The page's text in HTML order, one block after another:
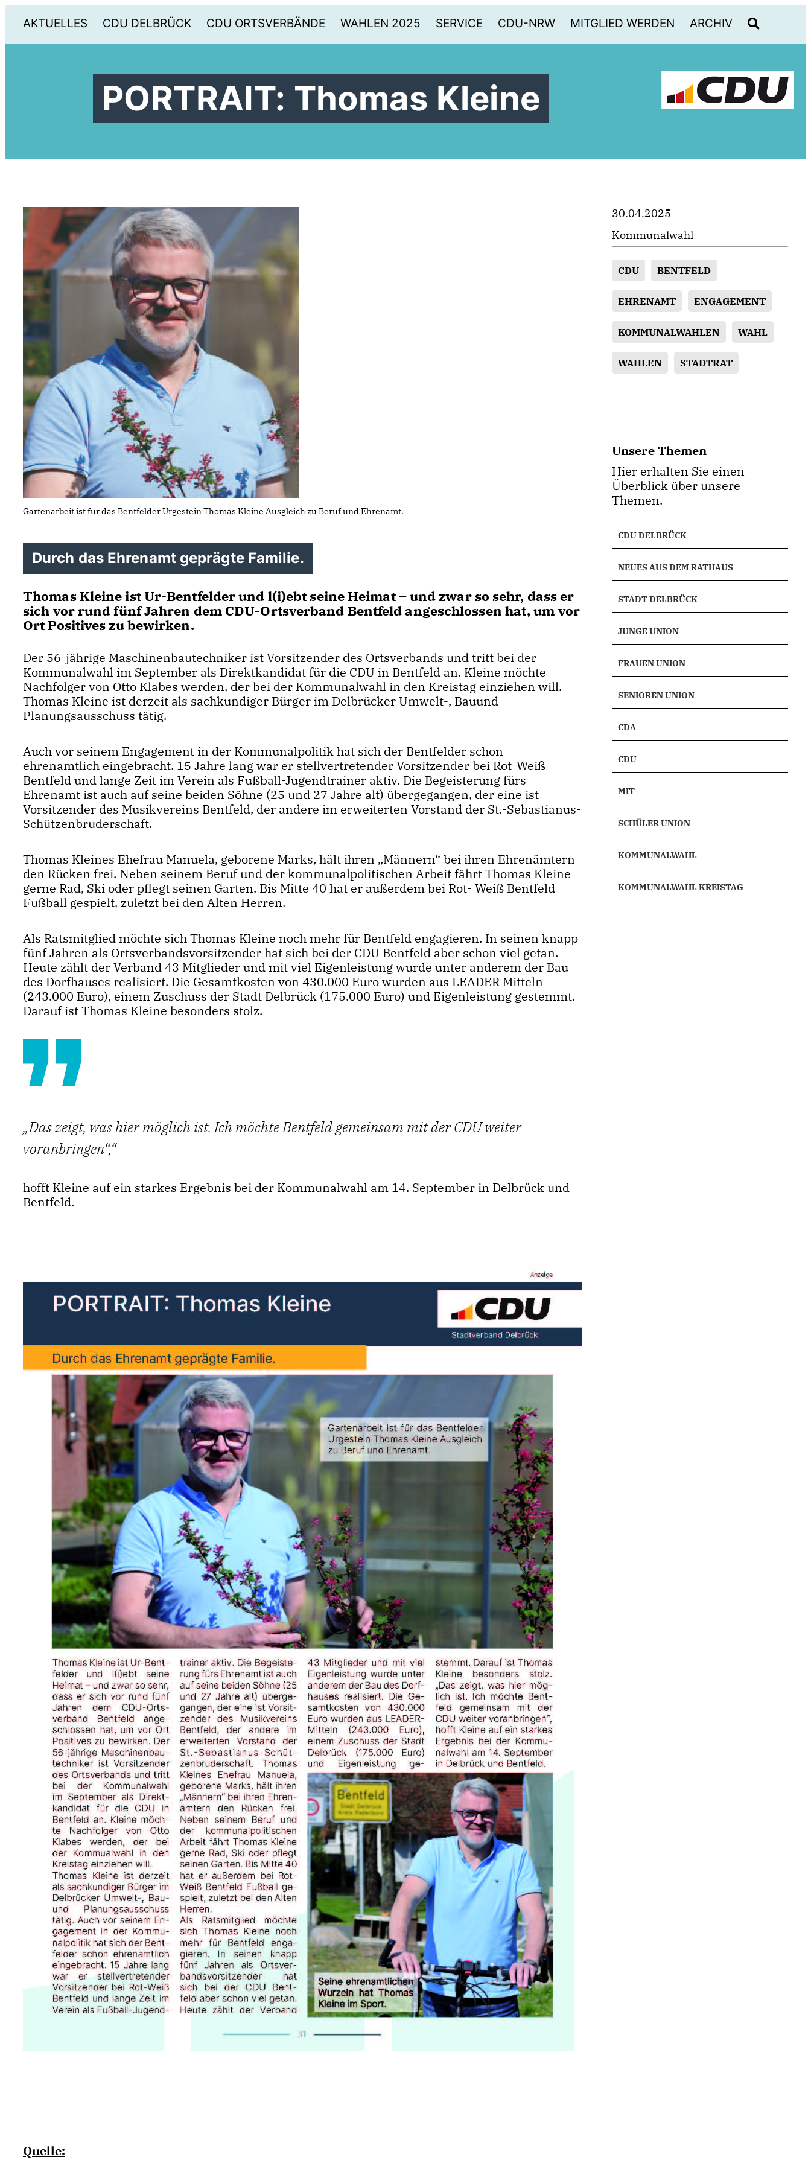
AKTUELLES CDU DELBRÜCK CDU ORTSVERBÄNDE WAHLEN 2025 SERVICE CDU-NRW MITGLIED WERDEN ARCHIV
PORTRAIT: Thomas Kleine
Gartenarbeit ist für das Bentfelder Urgestein Thomas Kleine Ausgleich zu Beruf und Ehrenamt.
Durch das Ehrenamt geprägte Familie.
Thomas Kleine ist Ur-Bentfelder und l(i)ebt seine Heimat – und zwar so sehr, dass er
sich vor rund fünf Jahren dem CDU-Ortsverband Bentfeld angeschlossen hat, um vor
Ort Positives zu bewirken.
Der 56-jährige Maschinenbautechniker ist Vorsitzender des Ortsverbands und tritt bei der
Kommunalwahl im September als Direktkandidat für die CDU in Bentfeld an. Kleine möchte
Nachfolger von Otto Klabes werden, der bei der Kommunalwahl in den Kreistag einziehen will.
Thomas Kleine ist derzeit als sachkundiger Bürger im Delbrücker Umwelt-, Bauund
Planungsausschuss tätig.
Auch vor seinem Engagement in der Kommunalpolitik hat sich der Bentfelder schon
ehrenamtlich eingebracht. 15 Jahre lang war er stellvertretender Vorsitzender bei Rot-Weiß
Bentfeld und lange Zeit im Verein als Fußball-Jugendtrainer aktiv. Die Begeisterung fürs
Ehrenamt ist auch auf seine beiden Söhne (25 und 27 Jahre alt) übergegangen, der eine ist
Vorsitzender des Musikvereins Bentfeld, der andere im erweiterten Vorstand der St.-Sebastianus-
Schützenbruderschaft.
Thomas Kleines Ehefrau Manuela, geborene Marks, hält ihren „Männern“ bei ihren Ehrenämtern
den Rücken frei. Neben seinem Beruf und der kommunalpolitischen Arbeit fährt Thomas Kleine
gerne Rad, Ski oder pflegt seinen Garten. Bis Mitte 40 hat er außerdem bei Rot- Weiß Bentfeld
Fußball gespielt, zuletzt bei den Alten Herren.
Als Ratsmitglied möchte sich Thomas Kleine noch mehr für Bentfeld engagieren. In seinen knapp
fünf Jahren als Ortsverbandsvorsitzender hat sich bei der CDU Bentfeld aber schon viel getan.
Heute zählt der Verband 43 Mitglieder und mit viel Eigenleistung wurde unter anderem der Bau
des Dorfhauses realisiert. Die Gesamtkosten von 430.000 Euro wurden aus LEADER Mitteln
(243.000 Euro), einem Zuschuss der Stadt Delbrück (175.000 Euro) und Eigenleistung gestemmt.
Darauf ist Thomas Kleine besonders stolz.
Das zeigt, was hier möglich ist. Ich möchte Bentfeld gemeinsam mit der CDU weiter
voranbringen“,
hofft Kleine auf ein starkes Ergebnis bei der Kommunalwahl am 14. September in Delbrück und
Bentfeld.
Quelle:
30.04.2025
Kommunalwahl
CDU BENTFELD
EHRENAMT ENGAGEMENT
KOMMUNALWAHLEN WAHL
WAHLEN STADTRAT
Unsere Themen
Hier erhalten Sie einen
Überblick über unsere
Themen.
CDU DELBRÜCK
NEUES AUS DEM RATHAUS
STADT DELBRÜCK
JUNGE UNION
FRAUEN UNION
SENIOREN UNION
CDA
CDU
MIT
SCHÜLER UNION
KOMMUNALWAHL
KOMMUNALWAHL KREISTAG